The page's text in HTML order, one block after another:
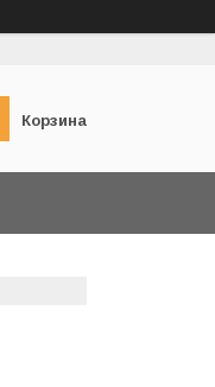
Корзина